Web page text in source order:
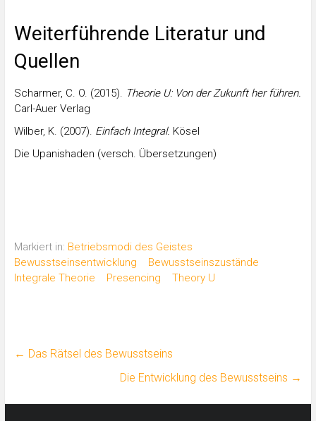
Weiterführende Literatur und
Quellen
Scharmer, C. O. (2015). Theorie U: Von der Zukunft her führen.
Carl-Auer Verlag
Wilber, K. (2007). Einfach Integral. Kösel
Die Upanishaden (versch. Übersetzungen)
Markiert in: Betriebsmodi des Geistes
Bewusstseinsentwicklung
Bewusstseinszustände
Integrale Theorie
Presencing Theory U
← Das Rätsel des Bewusstseins
Die Entwicklung des Bewusstseins →